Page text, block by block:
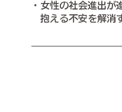
・女性の社会進出
抱える不安を解消